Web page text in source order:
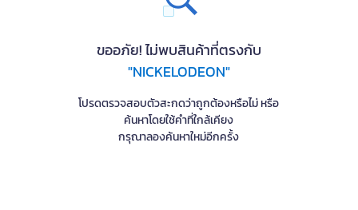
ขออภัย! ไม่พบสินค้าที่ตรงกับ
"NICKELODEON"
โปรดตรวจสอบตัวสะกดว่าถูกต้องหรือไม่ หรือ
ค้นหาโดยใช้คำที่ใกล้เคียง
กรุณาลองค้นหาใหม่อีกครั้ง